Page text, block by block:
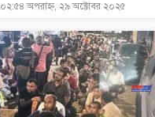
০২:৫৪ অপরাহ্ন, ২৯ অক্টোবর ২০২৫